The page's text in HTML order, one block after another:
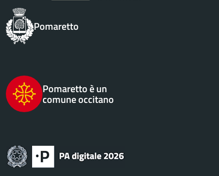
Pomaretto
Pomaretto è un
comune occitano